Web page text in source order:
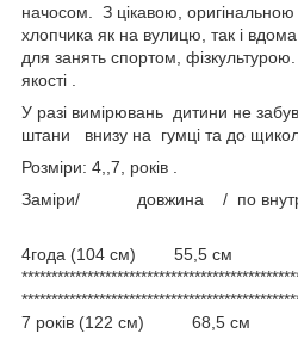
начосом. З цікавою, оригінальною
хлопчика як на вулицю, так і
для занять спортом,
якості .
У разі вимірювань дитини не
штани внизу на гумці та до
Розміри: 4,,7, років .
Заміри/ довжина / по
4года (104 см) 55,5 см
7 років (122 см) 68,5 см